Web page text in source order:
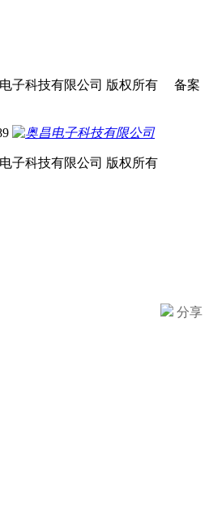
电子科技有限公司 版权所有 备案
子科技有限公司 版权所有
分享